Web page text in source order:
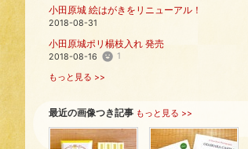
小田原城 絵はがきをリニューアル！
2018-08-31
小田原城ポリ楊枝入れ 発売
2018-08-16 1
もっと見る >>
最近の画像つき記事 もっと見る >>